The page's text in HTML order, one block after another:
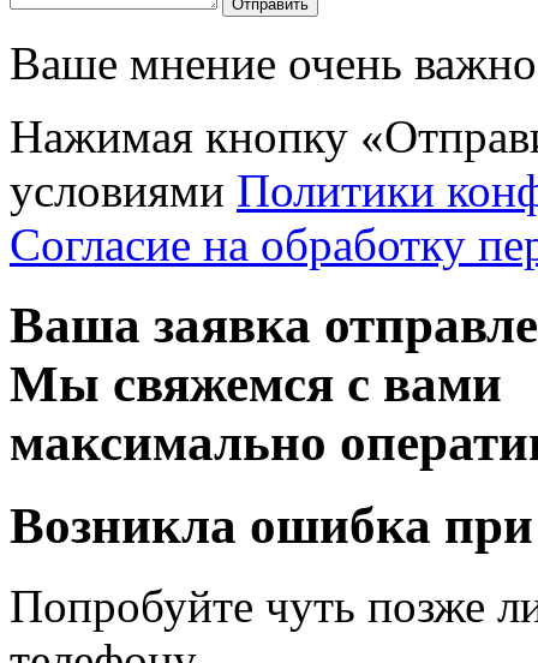
Отправить
Ваше мнение очень
Нажимая кнопку
условиями Политики
Согласие на обработку
Ваша заявка
Мы свяжемся с вами
максимально
Возникла ошибка при
Попробуйте чуть позже